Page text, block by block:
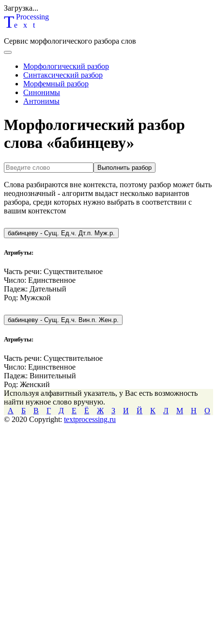
Загрузка...
Text
Processing
Сервис морфологического разбора слов
Морфологический разбор
Синтаксический разбор
Морфемный разбор
Синонимы
Антонимы
Морфологический разбор
слова «бабинцеву»
Выполнить разбор
Слова разбираются вне контекста, поэтому разбор может быть
неоднозначный - алгоритм выдаст несколько вариантов
разбора, среди которых нужно выбрать в соответствии с
вашим контекстом
бабинцеву - Сущ. Ед.ч. Дт.п. Муж.р.
Атрибуты:
Часть речи: Существительное
Число: Единственное
Падеж: Дательный
Род: Мужской
бабинцеву - Сущ. Ед.ч. Вин.п. Жен.р.
Атрибуты:
Часть речи: Существительное
Число: Единственное
Падеж: Винительный
Род: Женский
Используя алфавитный указатель, у Вас есть возможность
найти нужное слово вручную.
А
Б В Г Д Е Ё Ж З И Й К Л М Н
О
© 2020 Copyright: textprocessing.ru